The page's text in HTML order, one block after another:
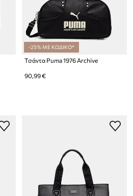
-25% ΜΕ ΚΩΔΙΚΟ*
Τσάντα Puma 1976 Archive
90,99 €